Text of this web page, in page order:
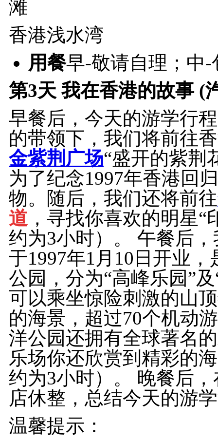
香港浅水湾
用餐早-敬请自理；中
第3天 我在香港的故事 (
早餐后，今天的游学行
的带领下，我们将前往
金紫荆广场“盛开的紫荆
为了纪念1997年香港回
物。随后，我们还将前往
道 ，寻找你喜欢的明星
约为3小时）。 午餐后
于1997年1月10日开业
公园，分为“高峰乐园”
可以乘坐惊险刺激的山
的海景，超过70个机动
洋公园还拥有全球著名
乐场你还欣赏到精彩的
约为3小时）。 晚餐后
店休整，总结今天的游
温馨提示：